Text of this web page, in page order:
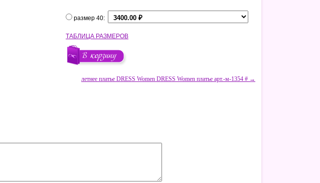
размер 40:
ТАБЛИЦА РАЗМЕРОВ
летнее платье DRESS Women DRESS Women платье арт.-м-1354 # →